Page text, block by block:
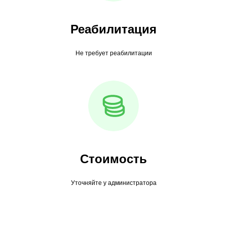
Реабилитация
Не требует реабилитации
Стоимость
Уточняйте у администратора